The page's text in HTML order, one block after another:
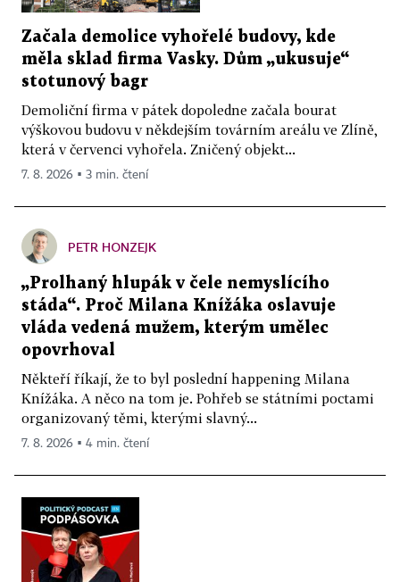
Začala demolice vyhořelé budovy, kde
měla sklad firma Vasky. Dům „ukusuje“
stotunový bagr
Demoliční firma v pátek dopoledne začala bourat
výškovou budovu v někdejším továrním areálu ve Zlíně,
která v červenci vyhořela. Zničený objekt...
7. 8. 2026 ▪ 3 min. čtení
PETR HONZEJK
„Prolhaný hlupák v čele nemyslícího
stáda“. Proč Milana Knížáka oslavuje
vláda vedená mužem, kterým umělec
opovrhoval
Někteří říkají, že to byl poslední happening Milana
Knížáka. A něco na tom je. Pohřeb se státními poctami
organizovaný těmi, kterými slavný...
7. 8. 2026 ▪ 4 min. čtení